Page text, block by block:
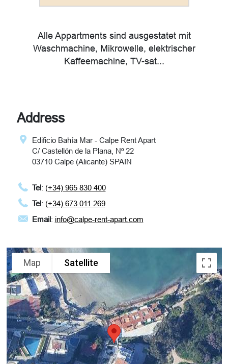
Alle Appartments sind ausgestatet mit
Waschmachine, Mikrowelle, elektrischer
Kaffeemachine, TV-sat...
Address
Edificio Bahía Mar - Calpe Rent Apart
C/ Castellón de la Plana, Nº 22
03710 Calpe (Alicante) SPAIN
Tel: (+34) 965 830 400
Tel: (+34) 673 011 269
Email: info@calpe-rent-apart.com
Map Satellite